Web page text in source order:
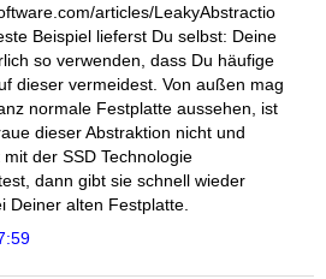
articles/LeakyAbstractio
Beispiel lieferst Du selbst: Deine
so verwenden, dass Du häufige
dieser vermeidest. Von außen mag
normale Festplatte aussehen, ist
dieser Abstraktion nicht und
der SSD Technologie
dann gibt sie schnell wieder
Deiner alten Festplatte.